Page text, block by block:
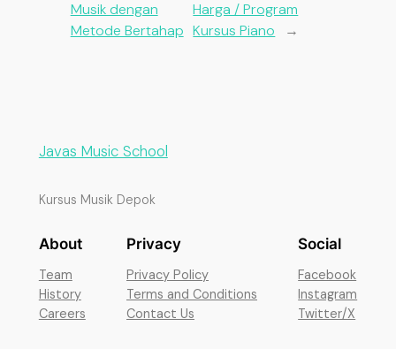
Musik dengan
Metode Bertahap
Harga / Program
Kursus Piano
→
Javas Music School
Kursus Musik Depok
About
Team
History
Careers
Privacy
Privacy Policy
Terms and Conditions
Contact Us
Social
Facebook
Instagram
Twitter/X